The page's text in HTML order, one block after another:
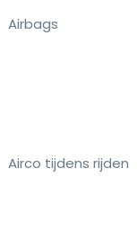
Airbags
Airco tijdens rijden